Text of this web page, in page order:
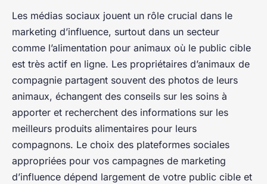
Les médias sociaux jouent un rôle crucial dans le
marketing d’influence, surtout dans un secteur
comme l’alimentation pour animaux où le public cible
est très actif en ligne. Les propriétaires d’animaux de
compagnie partagent souvent des photos de leurs
animaux, échangent des conseils sur les soins à
apporter et recherchent des informations sur les
meilleurs produits alimentaires pour leurs
compagnons. Le choix des plateformes sociales
appropriées pour vos campagnes de marketing
d’influence dépend largement de votre public cible et